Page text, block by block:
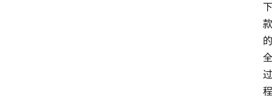
下
款
的
全
过
程